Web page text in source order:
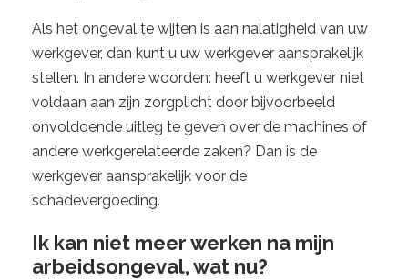
Als het ongeval te wijten is aan nalatigheid van uw
werkgever, dan kunt u uw werkgever aansprakelijk
stellen. In andere woorden: heeft u werkgever niet
voldaan aan zijn zorgplicht door bijvoorbeeld
onvoldoende uitleg te geven over de machines of
andere werkgerelateerde zaken? Dan is de
werkgever aansprakelijk voor de
schadevergoeding.
Ik kan niet meer werken na mijn
arbeidsongeval, wat nu?